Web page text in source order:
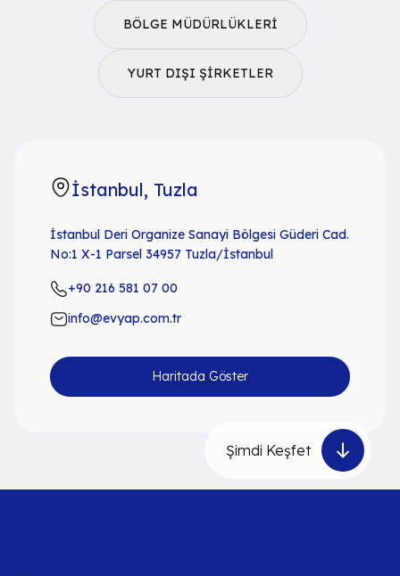
BÖLGE MÜDÜRLÜKLERI
YURT DIŞI ŞIRKETLER
İstanbul, Tuzla
İstanbul Deri Organize Sanayi Bölgesi Güderi Cad.
No:1 X-1 Parsel 34957 Tuzla/İstanbul
+90 216 581 07 00
info@evyap.com.tr
Haritada Göster
Şimdi Keşfet